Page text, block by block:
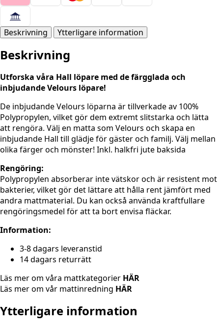
Beige
mängd
Beskrivning Ytterligare information
Beskrivning
Utforska våra Hall löpare med de färgglada och
inbjudande Velours löpare!
De inbjudande Velours löparna är tillverkade av 100%
Polypropylen, vilket gör dem extremt slitstarka och lätta
att rengöra. Välj en matta som Velours och skapa en
inbjudande Hall till glädje för gäster och familj. Välj mellan
olika färger och mönster! Inkl. halkfri jute baksida
Rengöring:
Polypropylen absorberar inte vätskor och är resistent mot
bakterier, vilket gör det lättare att hålla rent jämfört med
andra mattmaterial. Du kan också använda kraftfullare
rengöringsmedel för att ta bort envisa fläckar.
Information:
3-8 dagars leveranstid
14 dagars returrätt
Läs mer om våra mattkategorier HÄR
Läs mer om vår mattinredning HÄR
Ytterligare information